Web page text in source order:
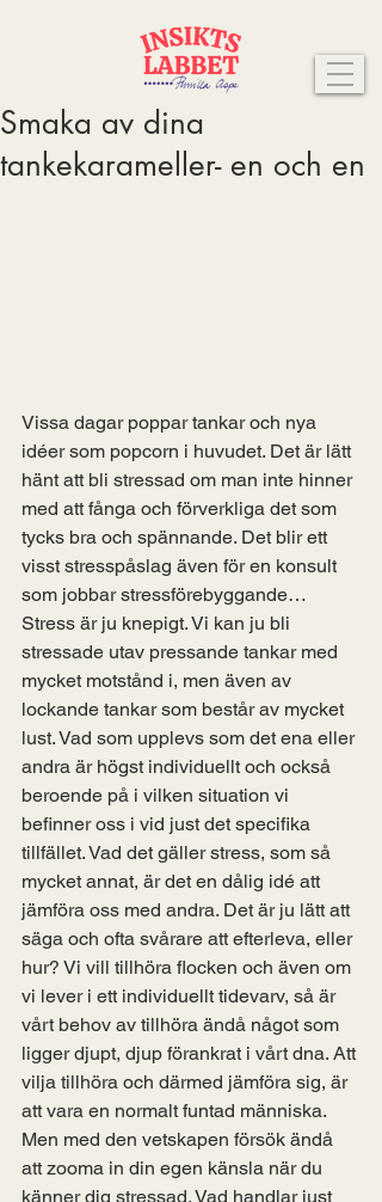
Smaka av dina
tankekarameller- en och en
Vissa dagar poppar tankar och nya
idéer som popcorn i huvudet. Det är lätt
hänt att bli stressad om man inte hinner
med att fånga och förverkliga det som
tycks bra och spännande. Det blir ett
visst stresspåslag även för en konsult
som jobbar stressförebyggande…
Stress är ju knepigt. Vi kan ju bli
stressade utav pressande tankar med
mycket motstånd i, men även av
lockande tankar som består av mycket
lust. Vad som upplevs som det ena eller
andra är högst individuellt och också
beroende på i vilken situation vi
befinner oss i vid just det specifika
tillfället. Vad det gäller stress, som så
mycket annat, är det en dålig idé att
jämföra oss med andra. Det är ju lätt att
säga och ofta svårare att efterleva, eller
hur? Vi vill tillhöra flocken och även om
vi lever i ett individuellt tidevarv, så är
vårt behov av tillhöra ändå något som
ligger djupt, djup förankrat i vårt dna. Att
vilja tillhöra och därmed jämföra sig, är
att vara en normalt funtad människa.
Men med den vetskapen försök ändå
att zooma in din egen känsla när du
känner dig stressad. Vad handlar just